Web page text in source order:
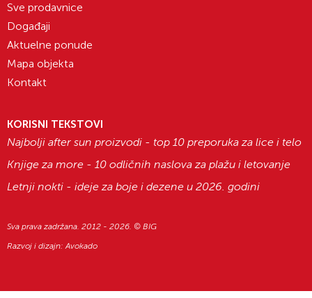
Sve prodavnice
Događaji
Aktuelne ponude
Mapa objekta
Kontakt
KORISNI TEKSTOVI
Najbolji after sun proizvodi - top 10 preporuka za lice i telo
Knjige za more - 10 odličnih naslova za plažu i letovanje
Letnji nokti - ideje za boje i dezene u 2026. godini
Sva prava zadržana. 2012 - 2026. © BIG
Razvoj i dizajn:Avokado